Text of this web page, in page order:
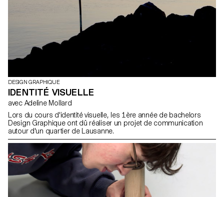
DESIGN GRAPHIQUE
IDENTITÉ VISUELLE
avec Adeline Mollard
Lors du cours d'identité visuelle, les 1ère année de bachelors
Design Graphique ont dû réaliser un projet de communication
autour d'un quartier de Lausanne.